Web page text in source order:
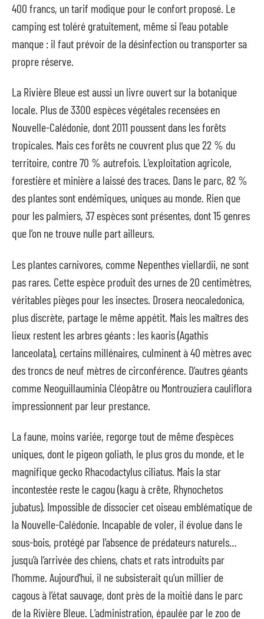
400 francs, un tarif modique pour le confort proposé. Le
camping est toléré gratuitement, même si l’eau potable
manque : il faut prévoir de la désinfection ou transporter sa
propre réserve.
La Rivière Bleue est aussi un livre ouvert sur la botanique
locale. Plus de 3300 espèces végétales recensées en
Nouvelle-Calédonie, dont 2011 poussent dans les forêts
tropicales. Mais ces forêts ne couvrent plus que 22 % du
territoire, contre 70 % autrefois. L’exploitation agricole,
forestière et minière a laissé des traces. Dans le parc, 82 %
des plantes sont endémiques, uniques au monde. Rien que
pour les palmiers, 37 espèces sont présentes, dont 15 genres
que l’on ne trouve nulle part ailleurs.
Les plantes carnivores, comme Nepenthes viellardii, ne sont
pas rares. Cette espèce produit des urnes de 20 centimètres,
véritables pièges pour les insectes. Drosera neocaledonica,
plus discrète, partage le même appétit. Mais les maîtres des
lieux restent les arbres géants : les kaoris (Agathis
lanceolata), certains millénaires, culminent à 40 mètres avec
des troncs de neuf mètres de circonférence. D’autres géants
comme Neoguillauminia Cléopâtre ou Montrouziera cauliflora
impressionnent par leur prestance.
La faune, moins variée, regorge tout de même d’espèces
uniques, dont le pigeon goliath, le plus gros du monde, et le
magnifique gecko Rhacodactylus ciliatus. Mais la star
incontestée reste le cagou (kagu à crête, Rhynochetos
jubatus). Impossible de dissocier cet oiseau emblématique de
la Nouvelle-Calédonie. Incapable de voler, il évolue dans le
sous-bois, protégé par l’absence de prédateurs naturels…
jusqu’à l’arrivée des chiens, chats et rats introduits par
l’homme. Aujourd’hui, il ne subsisterait qu’un millier de
cagous à l’état sauvage, dont près de la moitié dans le parc
de la Rivière Bleue. L’administration, épaulée par le zoo de